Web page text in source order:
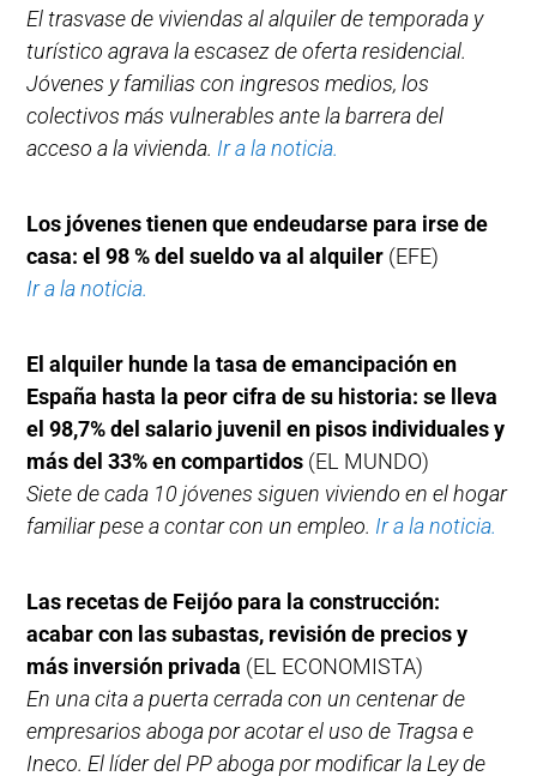
El trasvase de viviendas al alquiler de temporada y
turístico agrava la escasez de oferta residencial.
Jóvenes y familias con ingresos medios, los
colectivos más vulnerables ante la barrera del
acceso a la vivienda. Ir a la noticia.
Los jóvenes tienen que endeudarse para irse de
casa: el 98 % del sueldo va al alquiler (EFE)
Ir a la noticia.
El alquiler hunde la tasa de emancipación en
España hasta la peor cifra de su historia: se lleva
el 98,7% del salario juvenil en pisos individuales y
más del 33% en compartidos (EL MUNDO)
Siete de cada 10 jóvenes siguen viviendo en el hogar
familiar pese a contar con un empleo. Ir a la noticia.
Las recetas de Feijóo para la construcción:
acabar con las subastas, revisión de precios y
más inversión privada (EL ECONOMISTA)
En una cita a puerta cerrada con un centenar de
empresarios aboga por acotar el uso de Tragsa e
Ineco. El líder del PP aboga por modificar la Ley de